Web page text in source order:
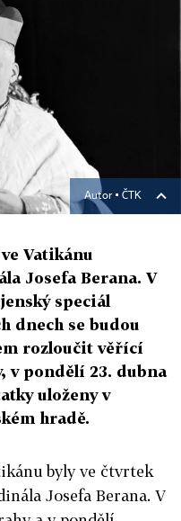
Autor ▪ ČTK
Vatikánu
Josefa Berana. V
speciál
dnech se budou
rozloučit věřící
v pondělí 23. dubna
uloženy v
hradě.
byly ve čtvrtek
Josefa Berana. V